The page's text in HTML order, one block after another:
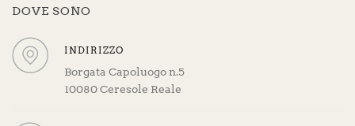
DOVE SONO
INDIRIZZO
Borgata Capoluogo n.5
10080 Ceresole Reale